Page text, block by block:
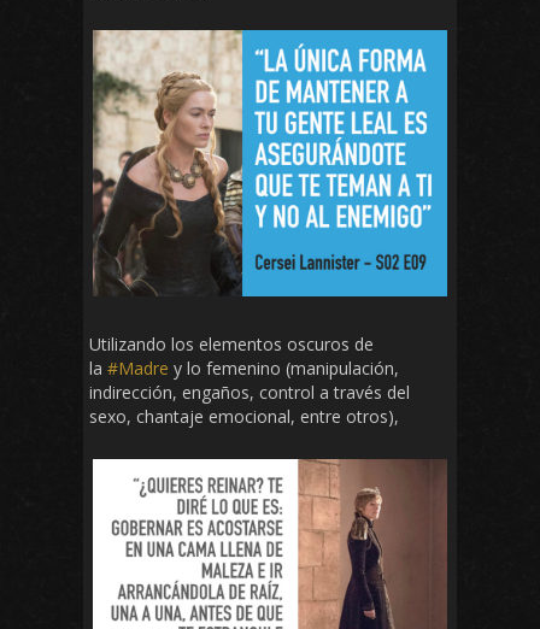
Utilizando los elementos oscuros de
la #Madre y lo femenino (manipulación,
indirección, engaños, control a través del
sexo, chantaje emocional, entre otros),